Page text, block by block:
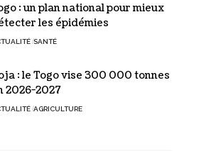
: un plan national pour mieux
les épidémies
SANTÉ
: le Togo vise 300 000 tonnes
2026-2027
AGRICULTURE